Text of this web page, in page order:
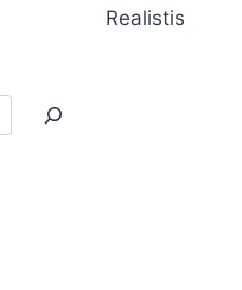
Realistis